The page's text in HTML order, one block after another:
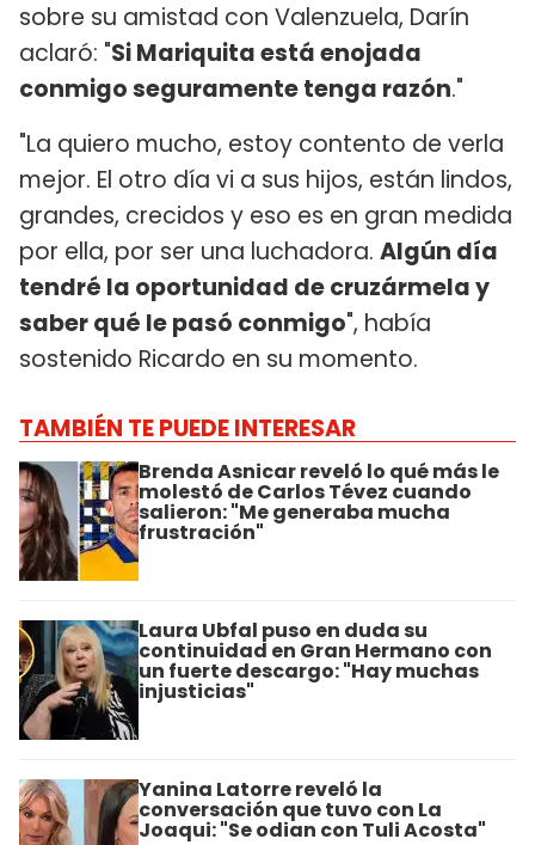
sobre su amistad con Valenzuela, Darín
aclaró: "Si Mariquita está enojada
conmigo seguramente tenga razón."
"La quiero mucho, estoy contento de verla
mejor. El otro día vi a sus hijos, están lindos,
grandes, crecidos y eso es en gran medida
por ella, por ser una luchadora. Algún día
tendré la oportunidad de cruzármela y
saber qué le pasó conmigo", había
sostenido Ricardo en su momento.
TAMBIÉN TE PUEDE INTERESAR
Brenda Asnicar reveló lo qué más le
molestó de Carlos Tévez cuando
salieron: "Me generaba mucha
frustración"
Laura Ubfal puso en duda su
continuidad en Gran Hermano con
un fuerte descargo: "Hay muchas
injusticias"
Yanina Latorre reveló la
conversación que tuvo con La
Joaqui: "Se odian con Tuli Acosta"